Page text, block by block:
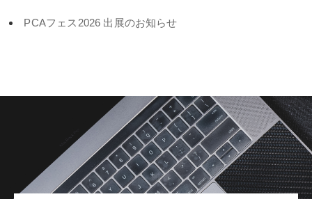
PCAフェス2026 出展のお知らせ